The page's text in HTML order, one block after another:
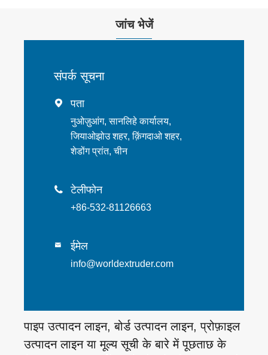
जांच भेजें
संपर्क सूचना
 पता
नुओज़ुआंग, सानलिहे कार्यालय,
जियाओझोउ शहर, क़िंगदाओ शहर,
शेडोंग प्रांत, चीन
 टेलीफोन
+86-532-81126663
 ईमेल
info@worldextruder.com
पाइप उत्पादन लाइन, बोर्ड उत्पादन लाइन, प्रोफ़ाइल
उत्पादन लाइन या मूल्य सूची के बारे में पूछताछ के